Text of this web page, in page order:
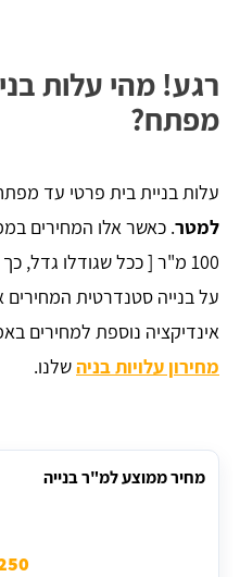
רגע! מהי עלות
מפתח?
עלות בניית בית פרטי עד
למטר. כאשר אלו המחירים
100 מ"ר [ ככל שגודלו
על בנייה סטנדרטית
אינדיקציה נוספת למחירים
מחירון עלויות בניהשלנו.
מחיר ממוצע למ"ר בנייה
₪